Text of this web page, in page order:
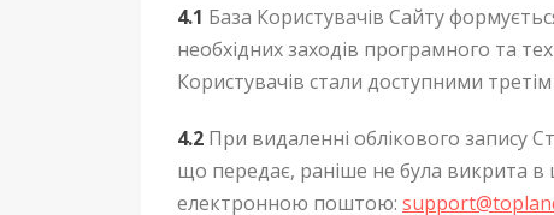
4.1 База Користувачів Сайту
необхідних заходів програмного та
Користувачів стали доступними
4.2 При видаленні облікового запису
що передає, раніше не була викрита в
електронною поштою: